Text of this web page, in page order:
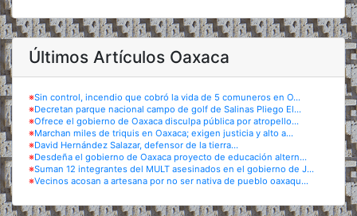
Últimos Artículos Oaxaca
※Sin control, incendio que cobró la vida de 5 comuneros en O...
※Decretan parque nacional campo de golf de Salinas Pliego El...
※Ofrece el gobierno de Oaxaca disculpa pública por atropello...
※Marchan miles de triquis en Oaxaca; exigen justicia y alto a...
※David Hernández Salazar, defensor de la tierra...
※Desdeña el gobierno de Oaxaca proyecto de educación altern...
※Suman 12 integrantes del MULT asesinados en el gobierno de J...
※Vecinos acosan a artesana por no ser nativa de pueblo oaxaqu...